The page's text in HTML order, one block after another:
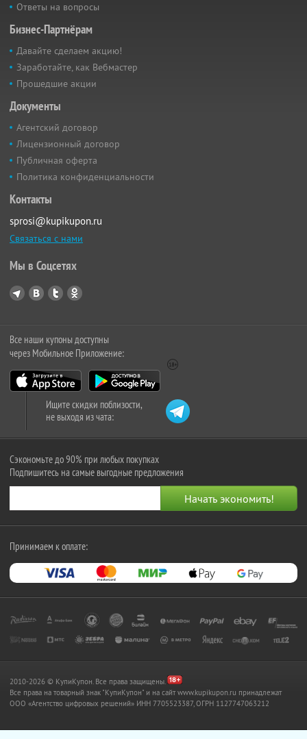
Ответы на вопросы
Бизнес-Партнёрам
Давайте сделаем акцию!
Заработайте, как Вебмастер
Прошедшие акции
Документы
Агентский договор
Лицензионный договор
Публичная оферта
Политика конфиденциальности
Контакты
sprosi@kupikupon.ru
Связаться с нами
Мы в Соцсетях
Все наши купоны доступны
через Мобильное Приложение:
Ищите скидки поблизости,
не выходя из чата:
Сэкономьте до 90% при любых покупках
Подпишитесь на самые выгодные предложения
Принимаем к оплате:
2010-2026 © КупиКупон. Все права защищены.
Все права на товарный знак "КупиКупон" и на сайт www.kupikupon.ru принадлежат
OOO «Агентство цифровых решений» ИНН 7705523387, ОГРН 1127747063212